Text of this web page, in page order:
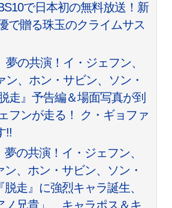
で日本初の無料放送！新
で贈る珠玉のクライムサス
夢の共演！イ・ジェフン、
ン、ホン・サビン、ソン・
走』予告編＆場面写真が到
フンが走る！ ク・ギョファ
!!
の共演！イ・ジェフン、
ン、ホン・サビン、ソン・
走』に強烈キャラ誕生、
ノ兄貴」。キャラポス＆キ